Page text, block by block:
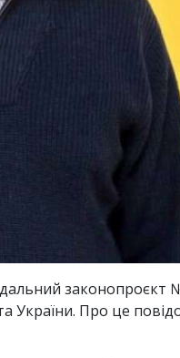
законопроєкт
України. Про це